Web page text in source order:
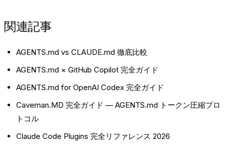
関連記事
AGENTS.md vs CLAUDE.md 徹底比較
AGENTS.md × GitHub Copilot 完全ガイド
AGENTS.md for OpenAI Codex 完全ガイド
Caveman.MD 完全ガイド — AGENTS.md トークン圧縮プロ
トコル
Claude Code Plugins 完全リファレンス 2026